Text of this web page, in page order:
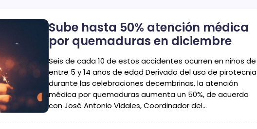
Sube hasta 50% atención médica
por quemaduras en diciembre
Seis de cada 10 de estos accidentes ocurren en niños de
entre 5 y 14 años de edad Derivado del uso de pirotecnia
durante las celebraciones decembrinas, la atención
médica por quemaduras aumenta un 50%, de acuerdo
con José Antonio Vidales, Coordinador del…